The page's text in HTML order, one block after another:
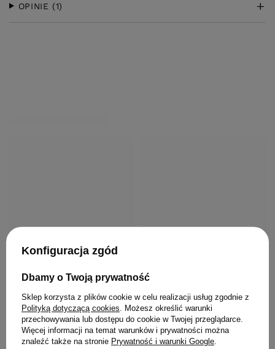
OPINIE (1)
OFERTA BESTSELLER BESTSELLER
Konfiguracja zgód
Dbamy o Twoją prywatność
Sklep korzysta z plików cookie w celu realizacji usług zgodnie z
Polityką dotyczącą cookies . Możesz określić warunki
przechowywania lub dostępu do cookie w Twojej przeglądarce.
Więcej informacji na temat warunków i prywatności można
znaleźć także na stronie Prywatność i warunki Google